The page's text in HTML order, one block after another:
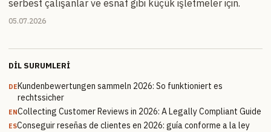
serbest çalışanlar ve esnaf gibi küçük işletmeler için.
05.07.2026
DIL SURUMLERI
DEKundenbewertungen sammeln 2026: So funktioniert es
rechtssicher
ENCollecting Customer Reviews in 2026: A Legally Compliant Guide
ESConseguir reseñas de clientes en 2026: guía conforme a la ley